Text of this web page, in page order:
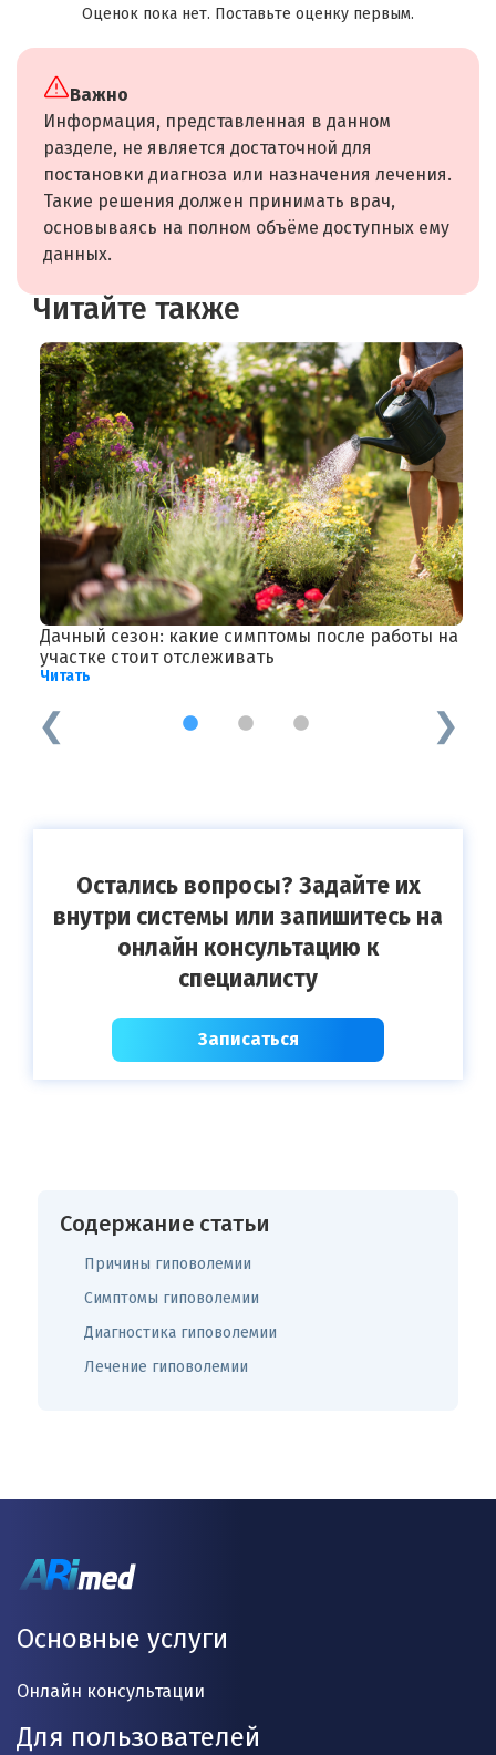
Оценок пока нет. Поставьте оценку первым.
Важно
Информация, представленная в данном
разделе, не является достаточной для
постановки диагноза или назначения лечения.
Такие решения должен принимать врач,
основываясь на полном объёме доступных ему
данных.
Читайте также
Дачный сезон: какие симптомы после работы на
участке стоит отслеживать
Читать
1 2 3
Остались вопросы? Задайте их
внутри системы или запишитесь на
онлайн консультацию к
специалисту
Записаться
Содержание статьи
Причины гиповолемии
Симптомы гиповолемии
Диагностика гиповолемии
Лечение гиповолемии
Основные услуги
Онлайн консультации
Для пользователей